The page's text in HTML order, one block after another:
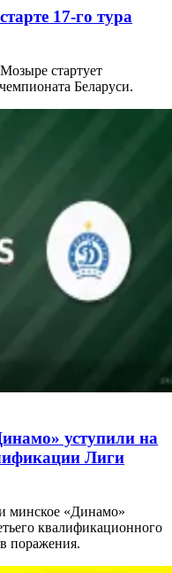
17-го тура
стартует
Беларуси.
уступили на
Лиги
минское «Динамо»
квалификационного
поражения.